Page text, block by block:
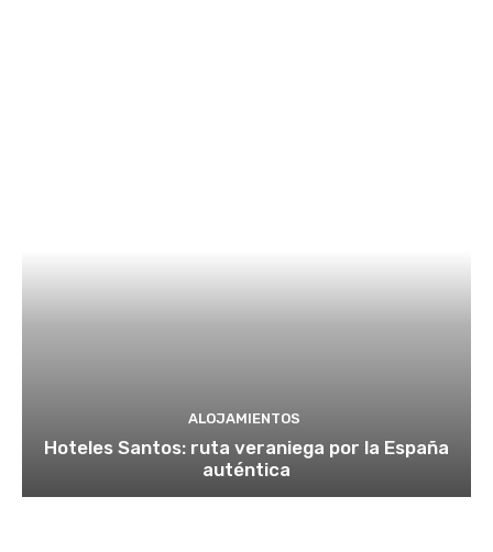
ALOJAMIENTOS
Hoteles Santos: ruta veraniega por la España
auténtica